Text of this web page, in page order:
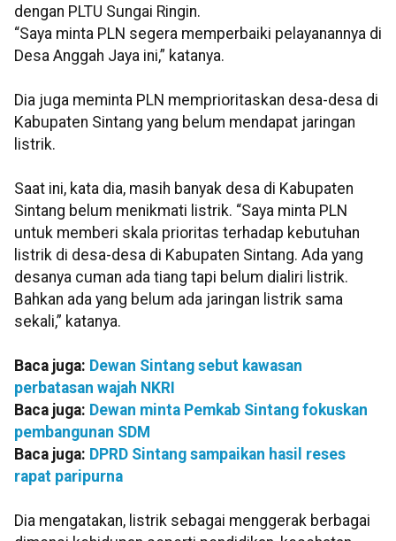
dengan PLTU Sungai Ringin.
“Saya minta PLN segera memperbaiki pelayanannya di
Desa Anggah Jaya ini,” katanya.
Dia juga meminta PLN memprioritaskan desa-desa di
Kabupaten Sintang yang belum mendapat jaringan
listrik.
Saat ini, kata dia, masih banyak desa di Kabupaten
Sintang belum menikmati listrik. “Saya minta PLN
untuk memberi skala prioritas terhadap kebutuhan
listrik di desa-desa di Kabupaten Sintang. Ada yang
desanya cuman ada tiang tapi belum dialiri listrik.
Bahkan ada yang belum ada jaringan listrik sama
sekali,” katanya.
Baca juga: Dewan Sintang sebut kawasan
perbatasan wajah NKRI
Baca juga: Dewan minta Pemkab Sintang fokuskan
pembangunan SDM
Baca juga: DPRD Sintang sampaikan hasil reses
rapat paripurna
Dia mengatakan, listrik sebagai menggerak berbagai